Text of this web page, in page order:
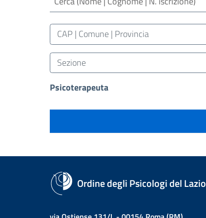
Luogo (CAP | Comune | Provincia)
CAP | Comune | Provincia
Sezione
Sezione
Psicoterapeuta
Ordine degli Psicologi del Lazio